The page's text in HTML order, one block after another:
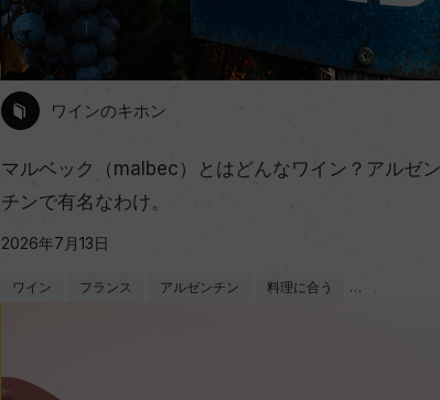
ワインのキホン
マルベック（malbec）とはどんなワイン？アルゼン
チンで有名なわけ。
2026年7月13日
ワイン フランス アルゼンチン 料理に合う …